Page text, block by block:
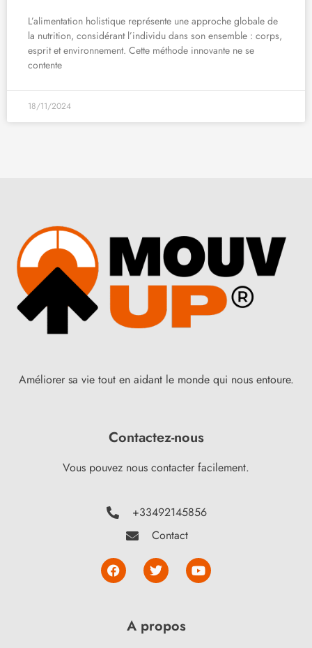
L’alimentation holistique représente une approche globale de
la nutrition, considérant l’individu dans son ensemble : corps,
esprit et environnement. Cette méthode innovante ne se
contente
18/11/2024
Améliorer sa vie tout en aidant le monde qui nous entoure.
Contactez-nous
Vous pouvez nous contacter facilement.
+33492145856
Contact
A propos